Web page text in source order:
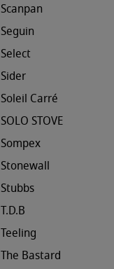
Scanpan
Seguin
Select
Sider
Soleil Carré
SOLO STOVE
Sompex
Stonewall
Stubbs
T.D.B
Teeling
The Bastard